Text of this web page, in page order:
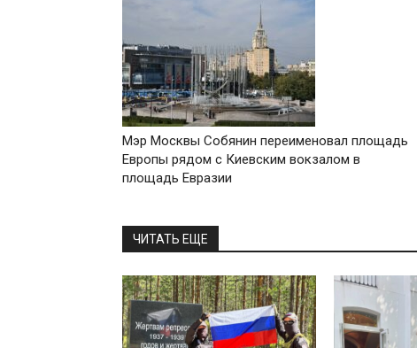
Мэр Москвы Собянин переименовал площадь
Европы рядом с Киевским вокзалом в
площадь Евразии
ЧИТАТЬ ЕЩЕ